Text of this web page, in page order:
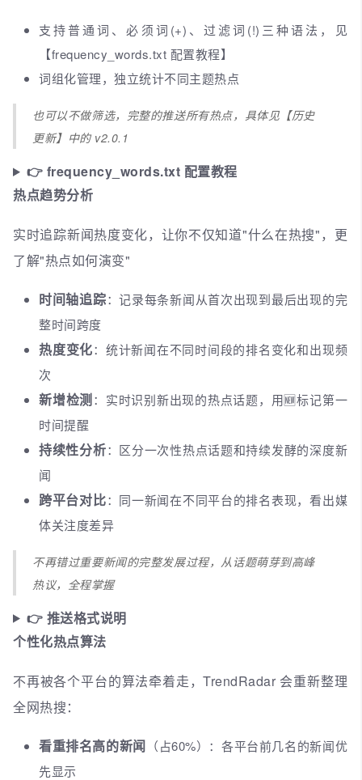
支持普通词、必须词(+)、过滤词(!)三种语法，见
【frequency_words.txt 配置教程】
词组化管理，独立统计不同主题热点
也可以不做筛选，完整的推送所有热点，具体见【历史
更新】中的 v2.0.1
👉 frequency_words.txt 配置教程
热点趋势分析
实时追踪新闻热度变化，让你不仅知道"什么在热搜"，更
了解"热点如何演变"
时间轴追踪：记录每条新闻从首次出现到最后出现的完
整时间跨度
热度变化：统计新闻在不同时间段的排名变化和出现频
次
新增检测：实时识别新出现的热点话题，用🆕标记第一
时间提醒
持续性分析：区分一次性热点话题和持续发酵的深度新
闻
跨平台对比：同一新闻在不同平台的排名表现，看出媒
体关注度差异
不再错过重要新闻的完整发展过程，从话题萌芽到高峰
热议，全程掌握
👉 推送格式说明
个性化热点算法
不再被各个平台的算法牵着走，TrendRadar 会重新整理
全网热搜：
看重排名高的新闻 （占60%）：各平台前几名的新闻优
先显示